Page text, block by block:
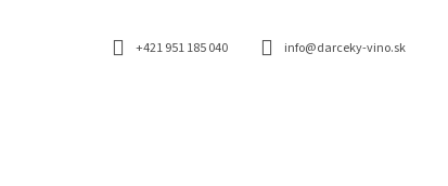
+421 951 185 040 info@darceky-vino.sk